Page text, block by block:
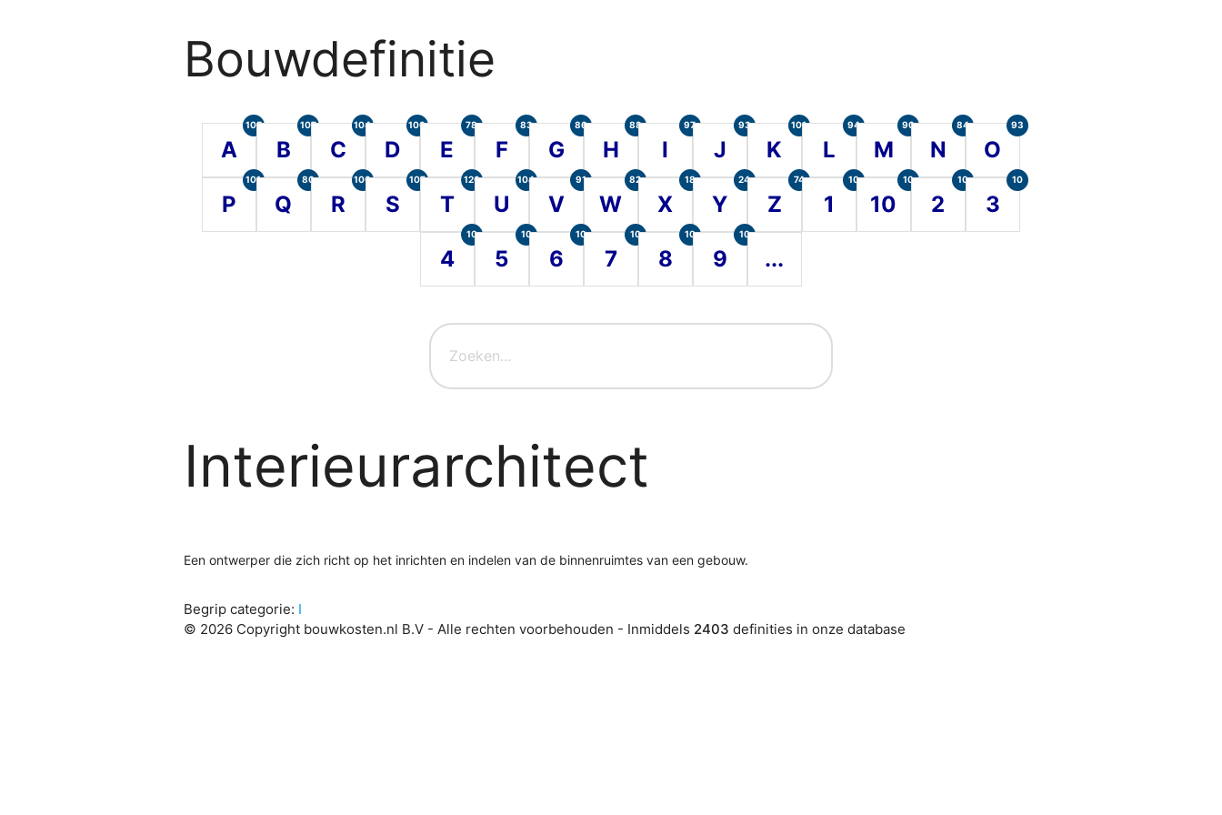
Bouwdefinitie
A
105
B
107
C
104
D
100
E
78
F
83
G
86
H
88
I
97
J
93
K
101
L
94
M
90
N
84
O
93
P
101
Q
80
R
100
S
107
T
120
U
104
V
91
W
82
X
18
Y
24
Z
74
1
10
10
10
2
10
3
10
4
10
5
10
6
10
7
10
8
10
9
10
...
Interieurarchitect
Een ontwerper die zich richt op het inrichten en indelen van de binnenruimtes van een gebouw.
Begrip categorie: I
© 2026 Copyright bouwkosten.nl B.V - Alle rechten voorbehouden - Inmiddels 2403 definities in onze database